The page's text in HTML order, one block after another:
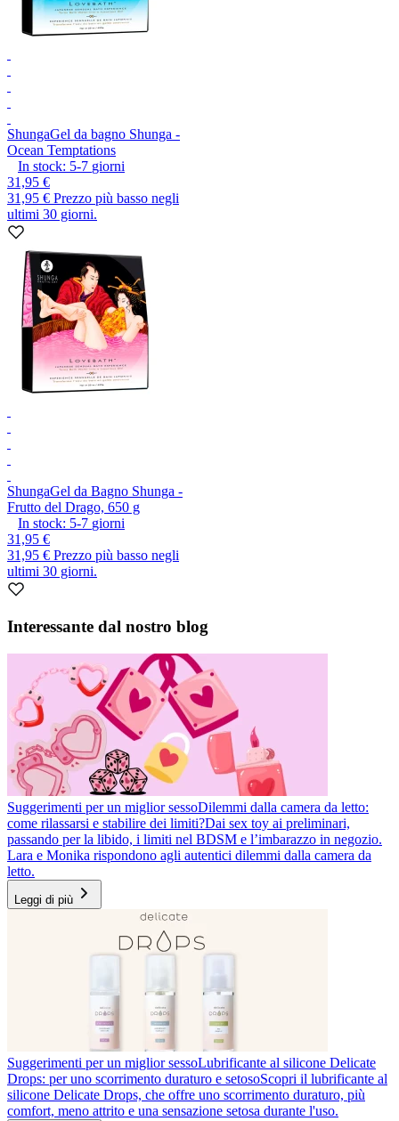
ShungaGel da bagno Shunga -
Ocean Temptations
In stock: 5-7 giorni
31,95 €
31,95 € Prezzo più basso negli
ultimi 30 giorni.
ShungaGel da Bagno Shunga -
Frutto del Drago, 650 g
In stock: 5-7 giorni
31,95 €
31,95 € Prezzo più basso negli
ultimi 30 giorni.
Interessante dal nostro blog
Suggerimenti per un miglior sessoDilemmi dalla camera da letto:
come rilassarsi e stabilire dei limiti?Dai sex toy ai preliminari,
passando per la libido, i limiti nel BDSM e l’imbarazzo in negozio.
Lara e Monika rispondono agli autentici dilemmi dalla camera da
letto.
Leggi di più
Suggerimenti per un miglior sessoLubrificante al silicone Delicate
Drops: per uno scorrimento duraturo e setosoScopri il lubrificante al
silicone Delicate Drops, che offre uno scorrimento duraturo, più
comfort, meno attrito e una sensazione setosa durante l'uso.